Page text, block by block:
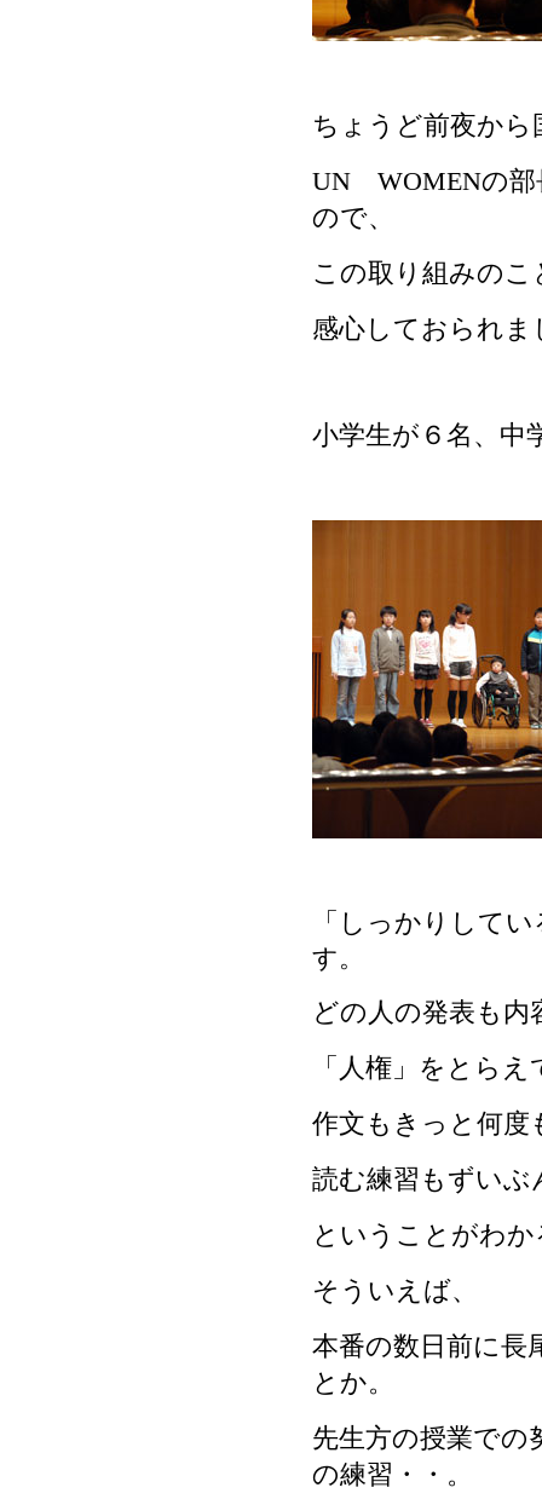
ちょうど前夜から
UN WOMENの部
ので、
この取り組みの
感心しておられま
小学生が６名、中
「しっかりして
す。
どの人の発表も
「人権」をとら
作文もきっと何度
読む練習もずい
ということがわ
そういえば、
本番の数日前に長
とか。
先生方の授業での
の練習・・。